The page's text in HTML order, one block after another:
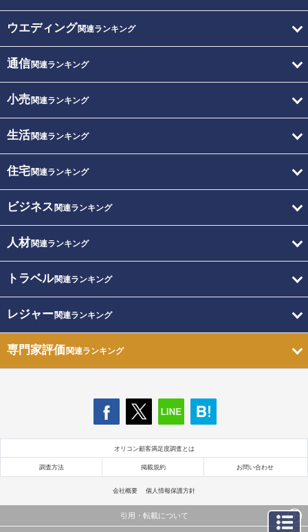
ウエディング関連ランキング
通信関連ランキング
小売関連ランキング
生活関連ランキング
住宅関連ランキング
ビジネス 関連ランキング
人材関連ランキング
トラベル関連ランキング
レジャー関連ランキング
専門家評価関連ランキング
オリコン顧客満足度調査とは
調査方法 掲載規約 お問い合わせ
会社概要 個人情報保護方針
引用・転載について